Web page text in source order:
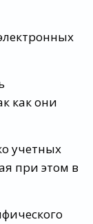
как они
учетных
при этом в